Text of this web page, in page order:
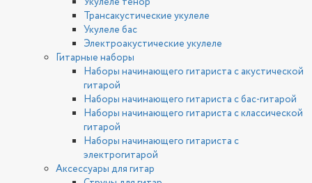
Трансакустические укулеле
Укулеле бас
Электроакустические укулеле
Гитарные наборы
Наборы начинающего гитариста с акустической
гитарой
Наборы начинающего гитариста с бас-гитарой
Наборы начинающего гитариста с классической
гитарой
Наборы начинающего гитариста с
электрогитарой
Аксессуары для гитар